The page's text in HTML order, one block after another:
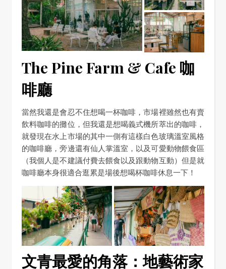
The Pine Farm & Cafe 咖
啡廳
當然我還是會忍不住想喝一杯咖啡，市場裡雖然也有賣
飲料咖啡的攤位，但我還是想喝義式機所萃出的咖啡，
就發現在水上市場的其中一側有這樣白色玻璃溫室風格
的咖啡廳，旁邊還有仙人掌溫室，以及可愛動物餵食區
（我個人是不建議付費去餵食以及跟動物互動）但是就
咖啡廳本身很適合逛累是場後想喝杯咖啡休息一下！
文青最愛的角落：地藝術家